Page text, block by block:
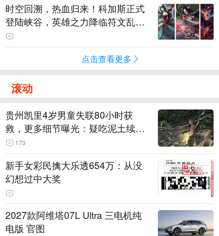
时空回溯，热血归来！科加斯正式
登陆峡谷，英雄之力降临符文乱
斗！
点击查看更多
滚动
贵州凯里4岁男童失联80小时获
救，更多细节曝光：疑吃泥土续
命，搜救至20米附近错过多找3天
173
新手女彩民擒大乐透654万：从没
幻想过中大奖
2027款阿维塔07L Ultra 三电机纯
电版 官图